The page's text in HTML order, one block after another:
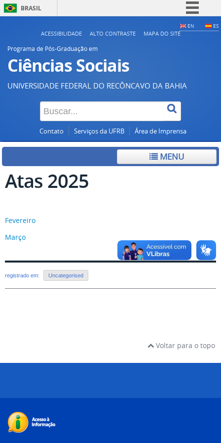
BRASIL
Acesso à informação
Legislação
Canais
EN ES
ACESSIBILIDADE ALTO CONTRASTE MAPA DO SITE
Programa de Pós-Graduação em
Ciências Sociais
UNIVERSIDADE FEDERAL DO RECÔNCAVO DA BAHIA
Contato Serviços da UFRB Área de Imprensa
MENU
Atas 2025
Fevereiro
Março
registrado em: Uncategorised
Voltar para o topo